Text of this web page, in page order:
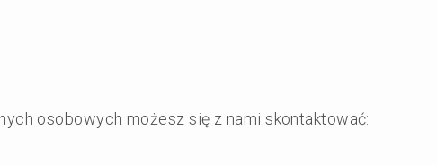
osobowych możesz się z nami skontaktować: